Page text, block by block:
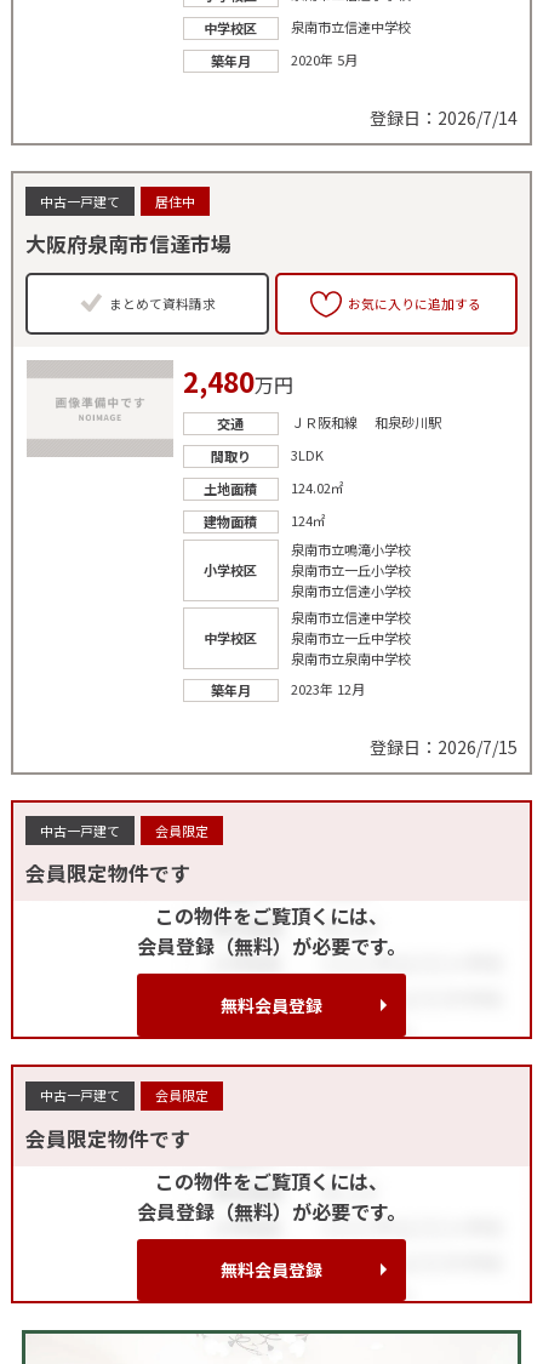
中学校区
泉南市立信達中学校
築年月
2020年 5月
登録日：2026/7/14
中古一戸建て 居住中
大阪府泉南市信達市場
まとめて資料請求 お気に入りに追加する
2,480万円
交通
ＪＲ阪和線 和泉砂川駅
間取り
3LDK
土地面積
124.02㎡
建物面積
124㎡
小学校区
泉南市立鳴滝小学校
泉南市立一丘小学校
泉南市立信達小学校
中学校区
泉南市立信達中学校
泉南市立一丘中学校
泉南市立泉南中学校
築年月
2023年 12月
登録日：2026/7/15
中古一戸建て 会員限定
会員限定物件です
この物件をご覧頂くには、
会員登録（無料）が必要です。
無料会員登録
中古一戸建て 会員限定
会員限定物件です
この物件をご覧頂くには、
会員登録（無料）が必要です。
無料会員登録